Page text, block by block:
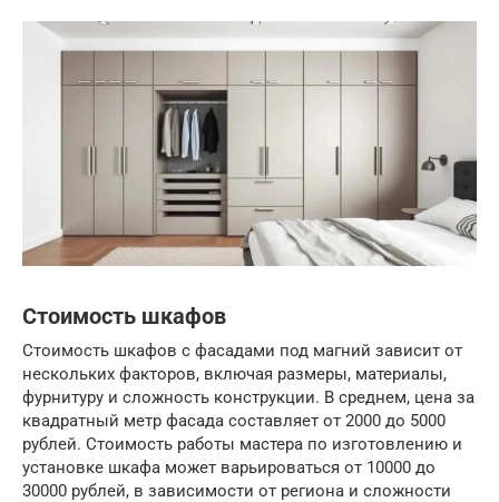
Стоимость шкафов
Стоимость шкафов с фасадами под магний зависит от
нескольких факторов, включая размеры, материалы,
фурнитуру и сложность конструкции. В среднем, цена за
квадратный метр фасада составляет от 2000 до 5000
рублей. Стоимость работы мастера по изготовлению и
установке шкафа может варьироваться от 10000 до
30000 рублей, в зависимости от региона и сложности